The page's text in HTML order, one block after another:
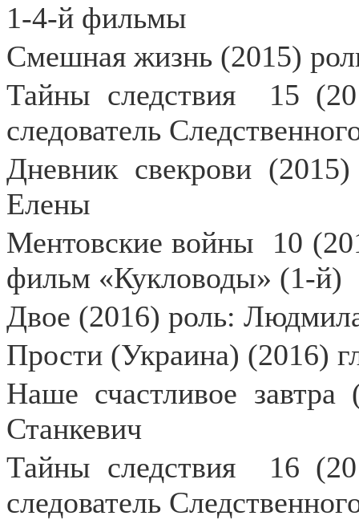
1-4-й фильмы
Смешная жизнь (2015)
Тайны следствия
15
следователь
Дневник свекрови
Елены
Ментовские войны
10
фильм «Кукловоды» (1-й)
Двое (2016) роль:
Прости (Украина) (2016)
Наше счастливое
Станкевич
Тайны следствия
16
следователь